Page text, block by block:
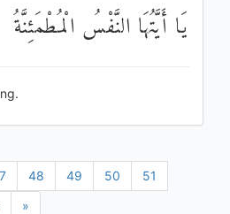
يَا أَيَّتُهَا النَّفْسُ الْمُطْمَئِنَّةُ
48 49 50
51
»